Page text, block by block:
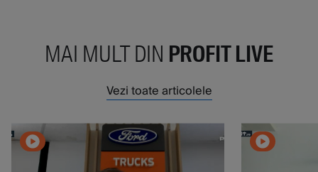
MAI MULT DIN PROFIT LIVE
Vezi toate articolele